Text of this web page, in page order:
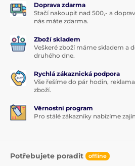
Doprava zdarma
Stačí nakoupit nad 500,- a
nás máte zdarma.
Zboží skladem
Veškeré zboží máme skladem a
druhého dne.
Rychlá zákaznická podpora
Vše řešíme do pár hodin,
zboží.
Věrnostní program
Pro stálé zákazníky nabízíme
Potřebujete poradit offline